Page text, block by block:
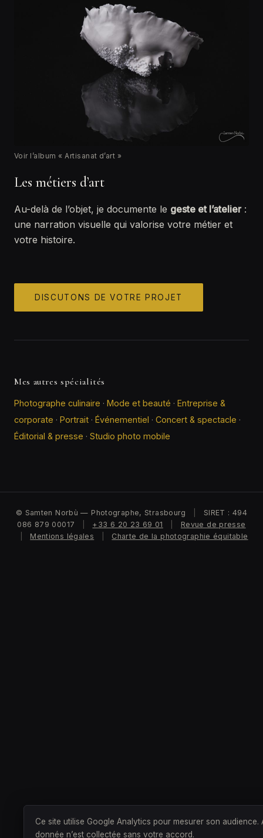
Voir l’album « Artisanat d’art »
Les métiers d’art
Au-delà de l’objet, je documente le geste et l’atelier:
une narration visuelle qui valorise votre métier et
votre histoire.
DISCUTONS DE VOTRE PROJET
Mes autres spécialités
Photographe culinaire · Mode et beauté · Entreprise &
corporate · Portrait · Événementiel · Concert & spectacle ·
Éditorial & presse · Studio photo mobile
© Samten Norbù — Photographe, Strasbourg
SIRET : 494
086 879 00017
+33 6 20 23 69 01
Revue de presse
Mentions légales Charte de la photographie équitable
Ce site utilise Google Analytics pour mesurer son audience.
donnée n’est collectée sans votre accord.